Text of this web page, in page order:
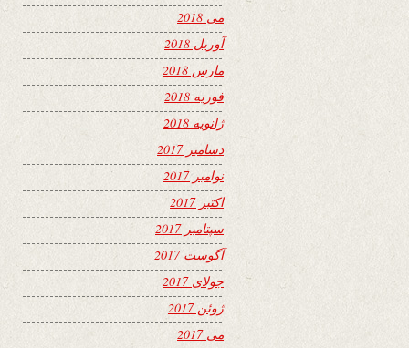
می 2018
آوریل 2018
مارس 2018
فوریه 2018
ژانویه 2018
دسامبر 2017
نوامبر 2017
اکتبر 2017
سپتامبر 2017
آگوست 2017
جولای 2017
ژوئن 2017
می 2017